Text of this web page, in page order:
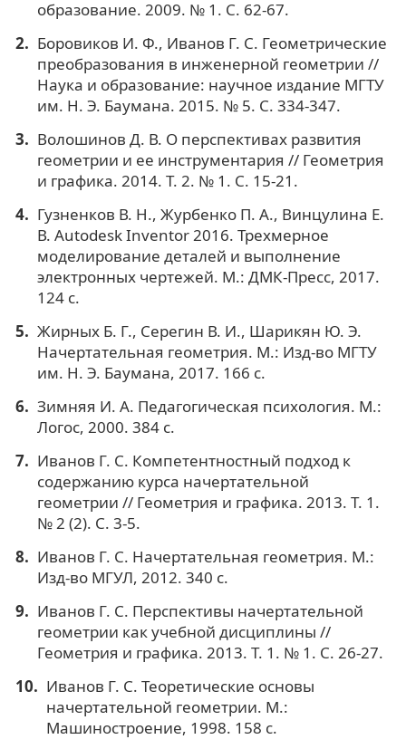
образование. 2009. № 1. С. 62-67.
Боровиков И. Ф., Иванов Г. С. Геометрические
преобразования в инженерной геометрии //
Наука и образование: научное издание МГТУ
им. Н. Э. Баумана. 2015. № 5. С. 334-347.
Волошинов Д. В. О перспективах развития
геометрии и ее инструментария // Геометрия
и графика. 2014. Т. 2. № 1. С. 15-21.
Гузненков В. Н., Журбенко П. А., Винцулина Е.
В. Autodesk Inventor 2016. Трехмерное
моделирование деталей и выполнение
электронных чертежей. М.: ДМК-Пресс, 2017.
124 с.
Жирных Б. Г., Серегин В. И., Шарикян Ю. Э.
Начертательная геометрия. М.: Изд-во МГТУ
им. Н. Э. Баумана, 2017. 166 с.
Зимняя И. А. Педагогическая психология. М.:
Логос, 2000. 384 с.
Иванов Г. С. Компетентностный подход к
содержанию курса начертательной
геометрии // Геометрия и графика. 2013. Т. 1.
№ 2 (2). С. 3-5.
Иванов Г. С. Начертательная геометрия. М.:
Изд-во МГУЛ, 2012. 340 с.
Иванов Г. С. Перспективы начертательной
геометрии как учебной дисциплины //
Геометрия и графика. 2013. Т. 1. № 1. С. 26-27.
Иванов Г. С. Теоретические основы
начертательной геометрии. М.:
Машиностроение, 1998. 158 с.